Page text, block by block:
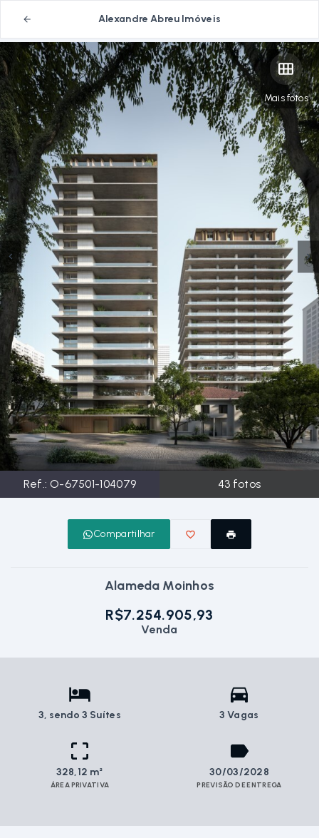
Alexandre Abreu Imóveis
Mais fotos
Ref.: O-67501-104079 43 fotos
Compartilhar
Alameda Moinhos
R$7.254.905,93
Venda
3, sendo 3 Suítes 3 Vagas
328,12 m²
ÁREA PRIVATIVA
30/03/2028
PREVISÃO DE ENTREGA